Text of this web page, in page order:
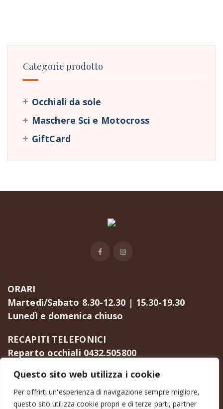
Questo sito web utilizza i cookie
Per offrirti un'esperienza di navigazione sempre migliore,
questo sito utilizza cookie propri e di terze parti, partner
Categorie prodotto
Occhiali da sole
Maschere Sci e Motocross
GiftCard
ORARI
Martedì/Sabato 8.30-12.30 | 15.30-19.30
Lunedì e domenica chiuso
RECAPITI TELEFONICI
Reparto occhiali 0432.505800
Via del Monte, 12/A | 33100 (UD) | Italy
info@otticamaestrutti.it